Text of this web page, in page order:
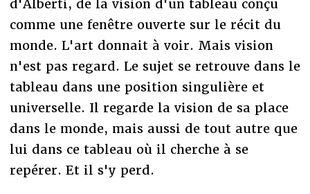
d'Alberti, de la vision d'un tableau conçu
comme une fenêtre ouverte sur le récit du
monde. L'art donnait à voir. Mais vision
n'est pas regard. Le sujet se retrouve dans le
tableau dans une position singulière et
universelle. Il regarde la vision de sa place
dans le monde, mais aussi de tout autre que
lui dans ce tableau où il cherche à se
repérer. Et il s'y perd.